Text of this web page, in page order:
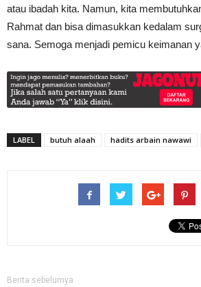
atau ibadah kita. Namun, kita
Rahmat dan bisa dimasukkan kedalam
sana. Semoga menjadi pemicu keimanan
LABEL butuh alaah hadits arbain nawawi
Berita sebelumya